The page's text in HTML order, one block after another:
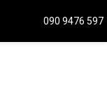
090 9476 597